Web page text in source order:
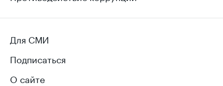
Для СМИ
Подписаться
О сайте